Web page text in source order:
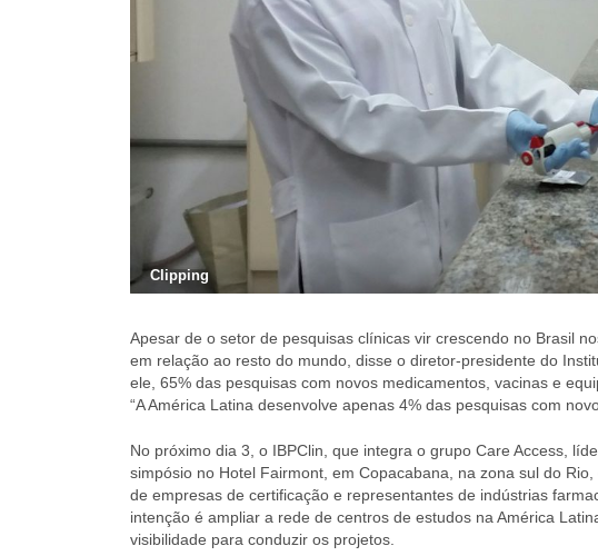
Clipping
Apesar de o setor de pesquisas clínicas vir crescendo no Brasil
em relação ao resto do mundo, disse o diretor-presidente do
ele, 65% das pesquisas com novos medicamentos, vacinas e
“A América Latina desenvolve apenas 4% das pesquisas com
No próximo dia 3, o IBPClin, que integra o grupo Care Access,
simpósio no Hotel Fairmont, em Copacabana, na zona sul do
de empresas de certificação e representantes de indústrias
intenção é ampliar a rede de centros de estudos na América
visibilidade para conduzir os projetos.